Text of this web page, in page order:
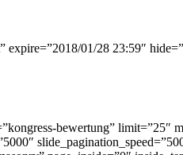
01/28 23:59″
bewertung” limit=”25″